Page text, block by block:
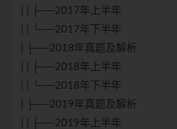
| | ├──2017年上半年
| | └──2017年下半年
| ├──2018年真题及解析
| | ├──2018年上半年
| | └──2018年下半年
| ├──2019年真题及解析
| | ├──2019年上半年